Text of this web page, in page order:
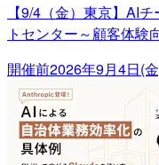
【9/4（金）東京】AI
トセンター～顧客体験
開催前2026年9月4日(